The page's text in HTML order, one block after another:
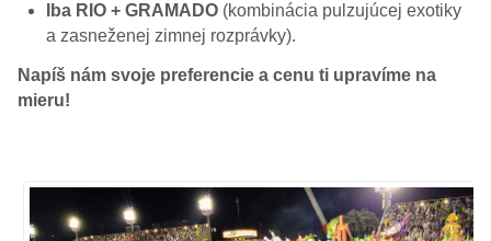
Iba RIO + GRAMADO (kombinácia pulzujúcej exotiky
a zasneženej zimnej rozprávky).
Napíš nám svoje preferencie a cenu ti upravíme na
mieru!